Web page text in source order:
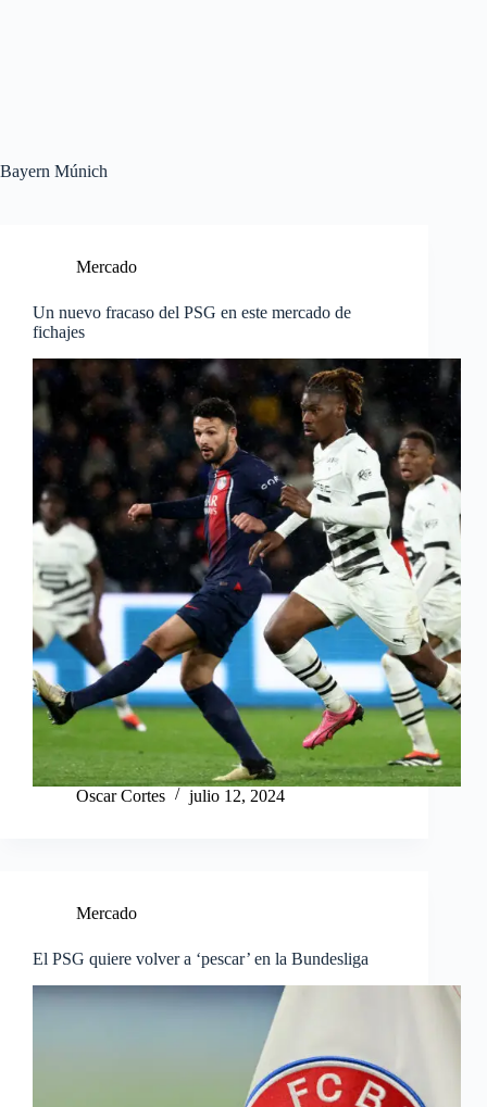
Bayern Múnich
Mercado
Un nuevo fracaso del PSG en este mercado de
fichajes
Oscar Cortes julio 12, 2024
Mercado
El PSG quiere volver a ‘pescar’ en la Bundesliga